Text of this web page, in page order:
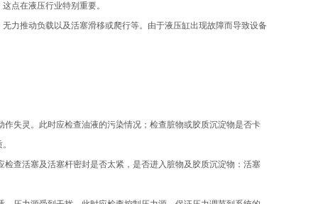
点在液压行业特别重要。
力推动负载以及活塞滑移或爬行等。由于液压缸出现故障而导致设备
失灵。此时应检查油液的污染情况；检查脏物或胶质沉淀物是否卡
查活塞及活塞杆密封是否太紧，是否进入脏物及胶质沉淀物：活塞